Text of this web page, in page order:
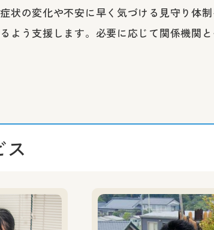
状の変化や不安に早く気づける見守り体
よう支援します。必要に応じて関係機関